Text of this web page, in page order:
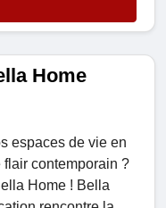
Home
espaces de vie en
contemporain ?
Home ! Bella